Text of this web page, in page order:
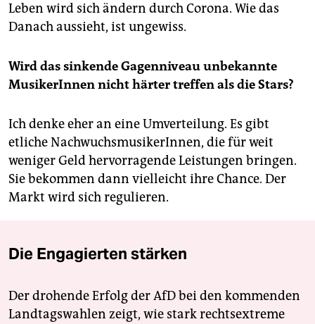
Leben wird sich ändern durch Corona. Wie das
Danach aussieht, ist ungewiss.
Wird das sinkende Gagenniveau unbekannte
MusikerInnen nicht härter treffen als die Stars?
Ich denke eher an eine Umverteilung. Es gibt
etliche NachwuchsmusikerInnen, die für weit
weniger Geld hervorragende Leistungen bringen.
Sie bekommen dann vielleicht ihre Chance. Der
Markt wird sich regulieren.
Die Engagierten stärken
Der drohende Erfolg der AfD bei den kommenden
Landtagswahlen zeigt, wie stark rechtsextreme